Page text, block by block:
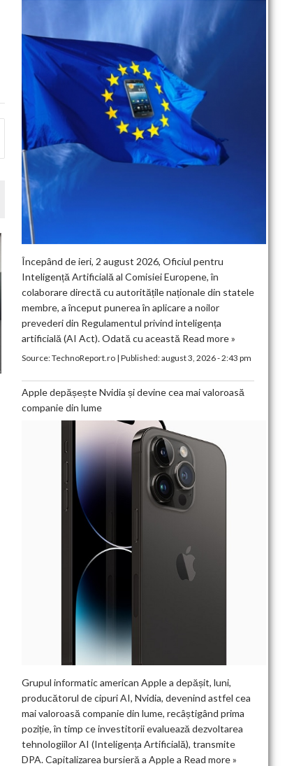
Începând de ieri, 2 august 2026, Oficiul pentru
Inteligență Artificială al Comisiei Europene, în
colaborare directă cu autoritățile naționale din statele
membre, a început punerea în aplicare a noilor
prevederi din Regulamentul privind inteligența
artificială (AI Act). Odată cu această Read more »
Source:TechnoReport.ro| Published:august 3, 2026 - 2:43 pm
Apple depășește Nvidia și devine cea mai valoroasă
companie din lume
Grupul informatic american Apple a depășit, luni,
producătorul de cipuri AI, Nvidia, devenind astfel cea
mai valoroasă companie din lume, recâștigând prima
poziție, în timp ce investitorii evaluează dezvoltarea
tehnologiilor AI (Inteligența Artificială), transmite
DPA. Capitalizarea bursieră a Apple a Read more »